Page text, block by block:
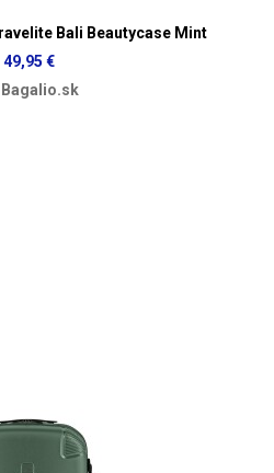
Bali Beautycase Mint
49,95 €